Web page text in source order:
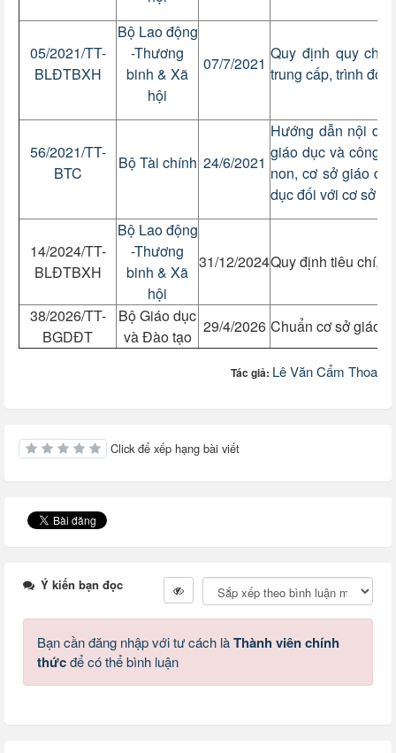
05/2021/TT-
BLĐTBXH
Bộ Lao động
-Thương
binh & Xã
hội
07/7/2021
Quy định quy chế
trung cấp, trình độ
56/2021/TT-
BTC
Bộ Tài chính 24/6/2021
Hướng dẫn nội
giáo dục và công
non, cơ sở giáo
dục đối với cơ sở
14/2024/TT-
BLĐTBXH
Bộ Lao động
-Thương
binh & Xã
hội
31/12/2024Quy định tiêu chí,
38/2026/TT-
BGDĐT
Bộ Giáo dục
và Đào tạo
29/4/2026 Chuẩn cơ sở giáo
Tác giả: Lê Văn Cẩm Thoa
Click để xếp hạng bài viết
Ý kiến bạn đọc
Bạn cần đăng nhập với tư cách làThành viên chính
thứcđể có thể bình luận